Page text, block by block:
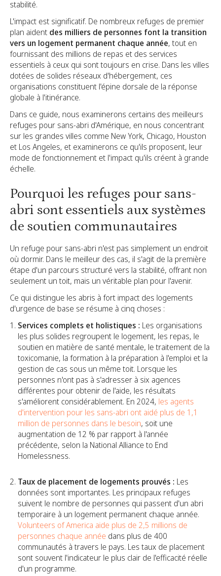
stabilité.
L'impact est significatif. De nombreux refuges de premier
plan aident des milliers de personnes font la transition
vers un logement permanent chaque année, tout en
fournissant des millions de repas et des services
essentiels à ceux qui sont toujours en crise. Dans les villes
dotées de solides réseaux d'hébergement, ces
organisations constituent l'épine dorsale de la réponse
globale à l'itinérance.
Dans ce guide, nous examinerons certains des meilleurs
refuges pour sans-abri d'Amérique, en nous concentrant
sur les grandes villes comme New York, Chicago, Houston
et Los Angeles, et examinerons ce qu'ils proposent, leur
mode de fonctionnement et l'impact qu'ils créent à grande
échelle.
Pourquoi les refuges pour sans-
abri sont essentiels aux systèmes
de soutien communautaires
Un refuge pour sans-abri n'est pas simplement un endroit
où dormir. Dans le meilleur des cas, il s'agit de la première
étape d'un parcours structuré vers la stabilité, offrant non
seulement un toit, mais un véritable plan pour l'avenir.
Ce qui distingue les abris à fort impact des logements
d'urgence de base se résume à cinq choses :
Services complets et holistiques : Les organisations
les plus solides regroupent le logement, les repas, le
soutien en matière de santé mentale, le traitement de la
toxicomanie, la formation à la préparation à l'emploi et la
gestion de cas sous un même toit. Lorsque les
personnes n'ont pas à s'adresser à six agences
différentes pour obtenir de l'aide, les résultats
s'améliorent considérablement. En 2024, les agents
d'intervention pour les sans-abri ont aidé plus de 1,1
million de personnes dans le besoin, soit une
augmentation de 12 % par rapport à l'année
précédente, selon la National Alliance to End
Homelessness.
Taux de placement de logements prouvés : Les
données sont importantes. Les principaux refuges
suivent le nombre de personnes qui passent d'un abri
temporaire à un logement permanent chaque année.
Volunteers of America aide plus de 2,5 millions de
personnes chaque année dans plus de 400
communautés à travers le pays. Les taux de placement
sont souvent l'indicateur le plus clair de l'efficacité réelle
d'un programme.